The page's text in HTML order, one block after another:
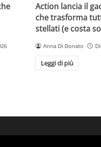
Action lancia il
che trasforma
stellati (e costa
Anna Di Donato
Leggi di più